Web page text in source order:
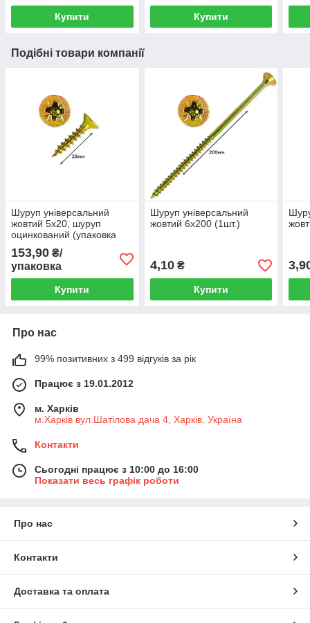
Купити Купити
Подібні товари компанії
Шуруп універсальний
жовтий 5х20, шуруп
оцинкований (упаковка
500шт.)
153,90 ₴/
упаковка
Купити
Шуруп універсальний
жовтий 6х200 (1шт.)
4,10₴
Купити
Про нас
99% позитивних з 499 відгуків за рік
Працює з 19.01.2012
м. Харків
м.Харків вул.Шатілова дача 4, Харків, Україна
Контакти
Сьогодні працює з 10:00 до 16:00
Показати весь графік роботи
Про нас
Контакти
Доставка та оплата